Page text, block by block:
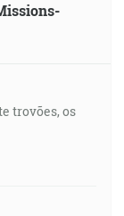
trovões, os